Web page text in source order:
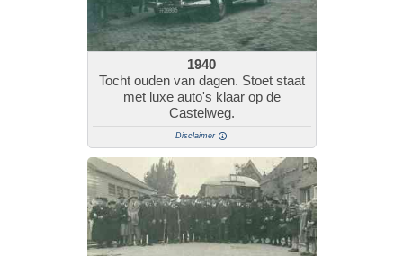
1940
Tocht ouden van dagen. Stoet staat
met luxe auto's klaar op de
Castelweg.
Disclaimer